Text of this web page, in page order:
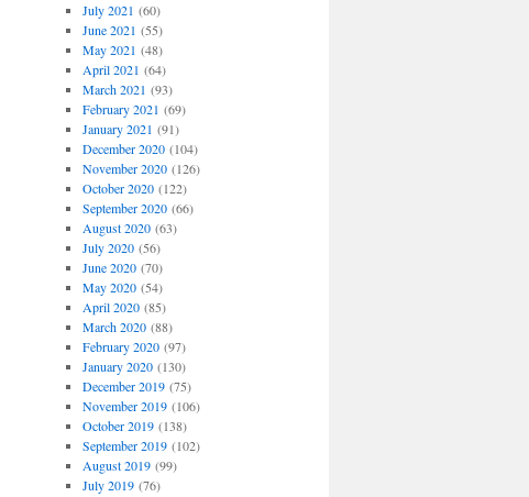
July 2021 (60)
June 2021 (55)
May 2021 (48)
April 2021 (64)
March 2021 (93)
February 2021 (69)
January 2021 (91)
December 2020(104)
November 2020(126)
October 2020(122)
September 2020(66)
August 2020(63)
July 2020(56)
June 2020(70)
May 2020(54)
April 2020(85)
March 2020(88)
February 2020(97)
January 2020(130)
December 2019(75)
November 2019(106)
October 2019(138)
September 2019(102)
August 2019(99)
July 2019(76)